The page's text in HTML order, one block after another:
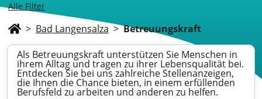
Alle Filter
> Bad Langensalza > Betreuungskraft
Als Betreuungskraft unterstützen Sie Menschen in
ihrem Alltag und tragen zu ihrer Lebensqualität bei.
Entdecken Sie bei uns zahlreiche Stellenanzeigen,
die Ihnen die Chance bieten, in einem erfüllenden
Berufsfeld zu arbeiten und anderen zu helfen.